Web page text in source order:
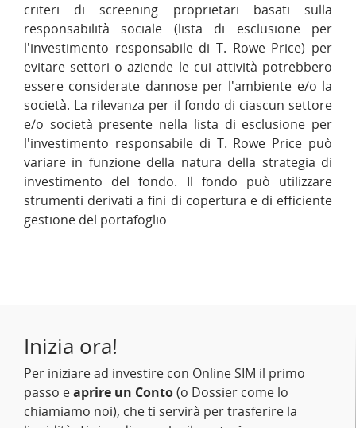
criteri di screening proprietari basati sulla
responsabilità sociale (lista di esclusione per
l'investimento responsabile di T. Rowe Price) per
evitare settori o aziende le cui attività potrebbero
essere considerate dannose per l'ambiente e/o la
società. La rilevanza per il fondo di ciascun settore
e/o società presente nella lista di esclusione per
l'investimento responsabile di T. Rowe Price può
variare in funzione della natura della strategia di
investimento del fondo. Il fondo può utilizzare
strumenti derivati a fini di copertura e di efficiente
gestione del portafoglio
Inizia ora!
Per iniziare ad investire con Online SIM il primo
passo eaprire un Conto(o Dossier come lo
chiamiamo noi), che ti servirà per trasferire la